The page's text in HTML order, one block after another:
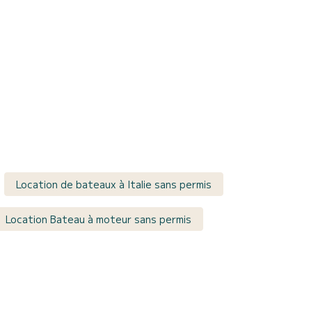
Location de bateaux à Italie sans permis
Location Bateau à moteur sans permis